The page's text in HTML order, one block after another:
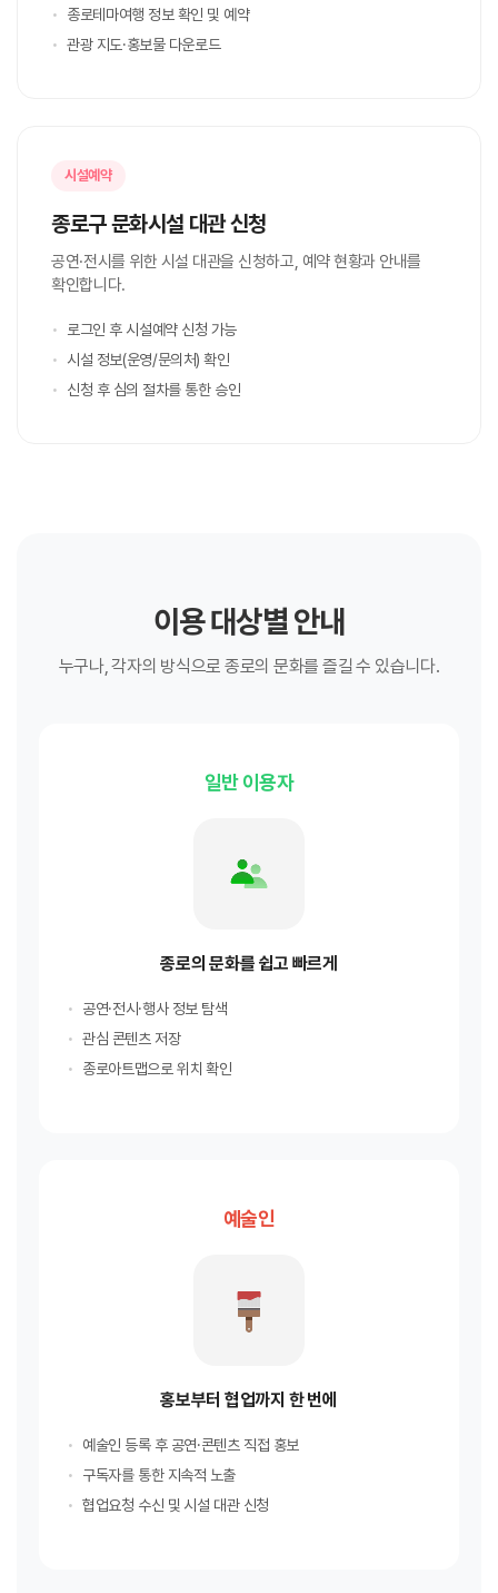
종로테마여행 정보 확인 및 예약
관광 지도·홍보물 다운로드
시설예약
종로구 문화시설 대관 신청
공연·전시를 위한 시설 대관을 신청하고, 예약 현황과 안내를
확인합니다.
로그인 후 시설예약 신청 가능
시설 정보(운영/문의처) 확인
신청 후 심의 절차를 통한 승인
이용 대상별 안내
누구나, 각자의 방식으로 종로의 문화를 즐길 수 있습니다.
일반 이용자
종로의 문화를 쉽고 빠르게
공연·전시·행사 정보 탐색
관심 콘텐츠 저장
종로아트맵으로 위치 확인
예술인
홍보부터 협업까지 한 번에
예술인 등록 후 공연·콘텐츠 직접 홍보
구독자를 통한 지속적 노출
협업요청 수신 및 시설 대관 신청